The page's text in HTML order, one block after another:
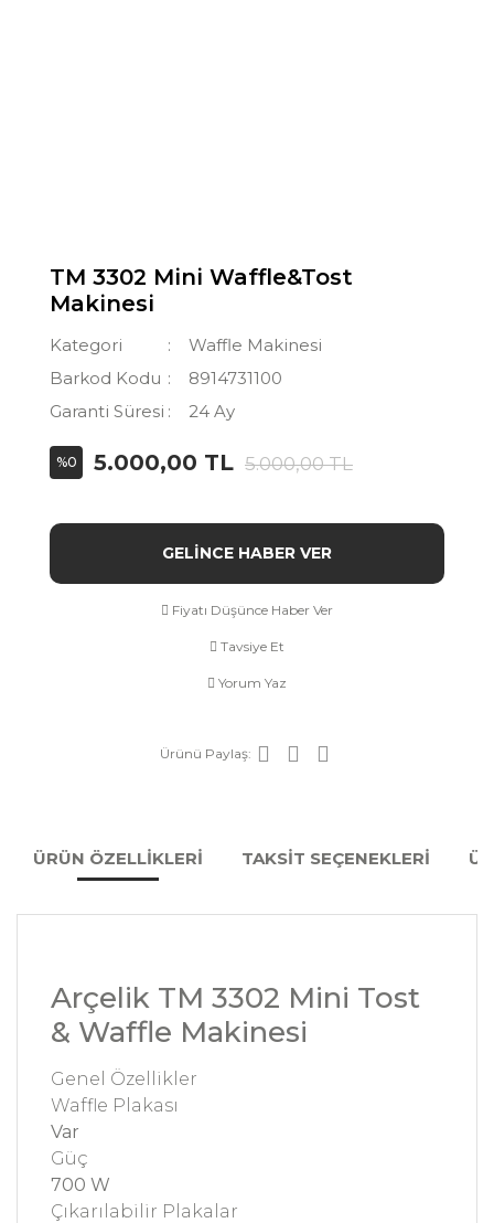
TM 3302 Mini Waffle&Tost
Makinesi
Kategori
Waffle Makinesi
Barkod Kodu
8914731100
Garanti Süresi
24 Ay
%0 5.000,00 TL 5.000,00 TL
GELİNCE HABER VER
Fiyatı Düşünce Haber Ver
Tavsiye Et
Yorum Yaz
Ürünü Paylaş:
ÜRÜN ÖZELLİKLERİ TAKSİT SEÇENEKLERİ
Arçelik TM 3302 Mini Tost
& Waffle Makinesi
Genel Özellikler
Waffle Plakası
Var
Güç
700 W
Çıkarılabilir Plakalar